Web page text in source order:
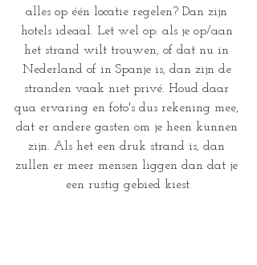
alles op één locatie regelen? Dan zijn
hotels ideaal. Let wel op: als je op/aan
het strand wilt trouwen, of dat nu in
Nederland of in Spanje is, dan zijn de
stranden vaak niet privé. Houd daar
qua ervaring en foto's dus rekening mee,
dat er andere gasten om je heen kunnen
zijn. Als het een druk strand is, dan
zullen er meer mensen liggen dan dat je
een rustig gebied kiest.